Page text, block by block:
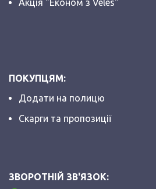
Акція "Економ з Veles"
ПОКУПЦЯМ:
Додати на полицю
Скарги та пропозиції
ЗВОРОТНІЙ ЗВ'ЯЗОК: